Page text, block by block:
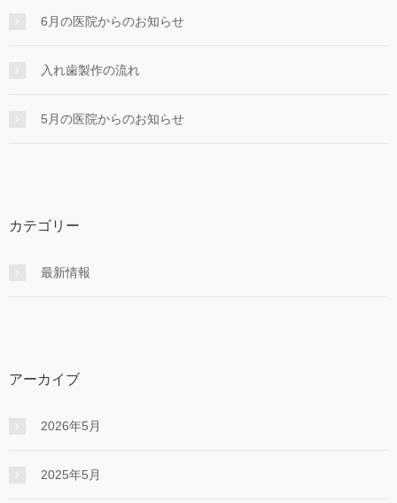
6月の医院からのお知らせ
入れ⻭製作の流れ
5月の医院からのお知らせ
カテゴリー
最新情報
アーカイブ
2026年5月
2025年5月